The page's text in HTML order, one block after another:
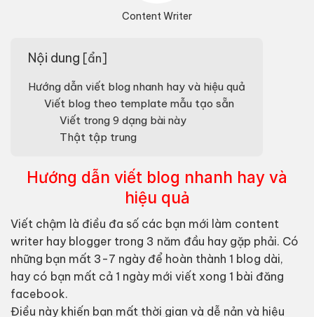
Content Writer
Nội dung [ẩn]
Hướng dẫn viết blog nhanh hay và hiệu quả
Viết blog theo template mẫu tạo sẵn
Viết trong 9 dạng bài này
Thật tập trung
Hướng dẫn viết blog nhanh hay và
hiệu quả
Viết chậm là điều đa số các bạn mới làm content
writer hay blogger trong 3 năm đầu hay gặp phải. Có
những bạn mất 3-7 ngày để hoàn thành 1 blog dài,
hay có bạn mất cả 1 ngày mới viết xong 1 bài đăng
facebook.
Điều này khiến bạn mất thời gian và dễ nản và hiệu